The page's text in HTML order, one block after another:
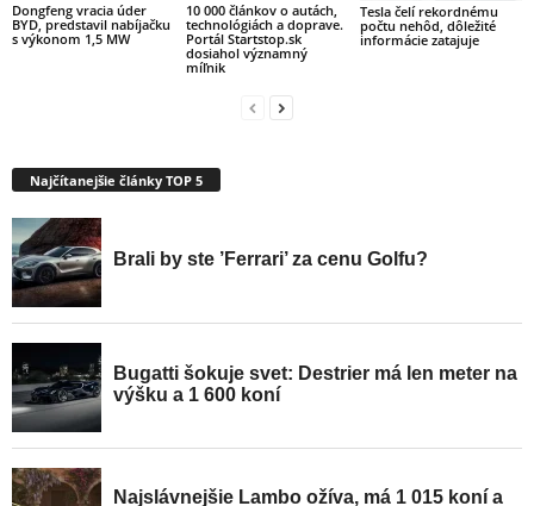
Dongfeng vracia úder
BYD, predstavil nabíjačku
s výkonom 1,5 MW
10 000 článkov o autách,
technológiách a doprave.
Portál Startstop.sk
dosiahol významný
míľnik
Tesla čelí rekordnému
počtu nehôd, dôležité
informácie zatajuje
Najčítanejšie články TOP 5